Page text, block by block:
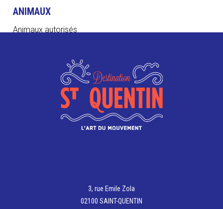
ANIMAUX
Animaux autorisés
+33 3 23 61 08 60
sasucf2a@gmail.com
https://www.facebook.com/people/La-Cote-
%C3%A0-los-Aubigny-Aux-Kaisnes/61566502748277/?
3, rue Emile Zola
02100 SAINT-QUENTIN